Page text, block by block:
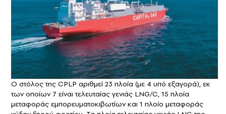
Ο στόλος της CPLP αριθμεί 23 πλοία (με 4 υπό εξαγορά), εκ
των οποίων 7 είναι τελευταίας γενιάς LNG/C, 15 πλοία
μεταφοράς εμπορευματοκιβωτίων και 1 πλοίο μεταφοράς